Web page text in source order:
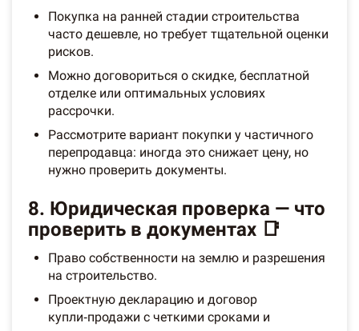
Покупка на ранней стадии строительства
часто дешевле, но требует тщательной оценки
рисков.
Можно договориться о скидке, бесплатной
отделке или оптимальных условиях
рассрочки.
Рассмотрите вариант покупки у частичного
перепродавца: иногда это снижает цену, но
нужно проверить документы.
8. Юридическая проверка — что
проверить в документах 📑
Право собственности на землю и разрешения
на строительство.
Проектную декларацию и договор
купли‑продажи с четкими сроками и